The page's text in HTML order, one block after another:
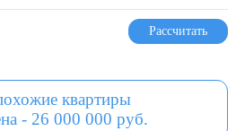
Рассчитать
квартиры
- 26 000 000 руб.